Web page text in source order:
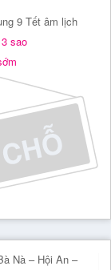
9 Tết âm lịch
sao